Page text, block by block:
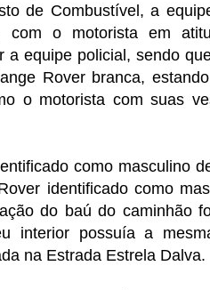
de Combustível, a
o motorista em
a equipe policial, sendo
Rover branca,
o motorista com suas
como masculino
identificado como
do baú do caminhão
interior possuía a
na Estrada Estrela Dalva.